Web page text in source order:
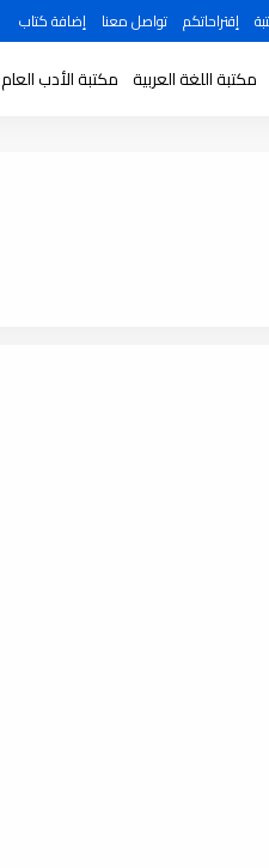
إقتراحاتكم تواصل معنا إضافة كتاب
مكتبة اللغة العربية مكتبة الأدب العام